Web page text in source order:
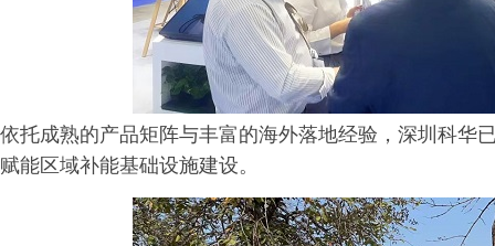
依托成熟的产品矩阵与丰富的海外落地经验，深圳科华
赋能区域补能基础设施建设。